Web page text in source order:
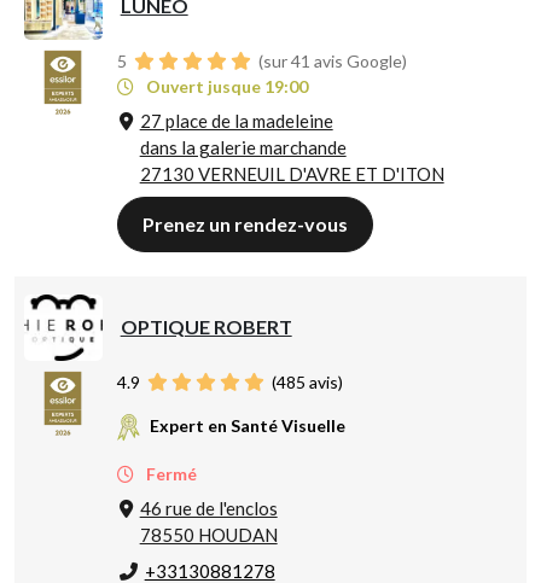
LUNÉO
5
(sur 41 avis Google)
Ouvert jusque 19:00
27 place de la madeleine
dans la galerie marchande
27130 VERNEUIL D'AVRE ET D'ITON
Prenez un rendez-vous
OPTIQUE ROBERT
4.9 (485 avis)
Expert en Santé Visuelle
Fermé
46 rue de l'enclos
78550 HOUDAN
+33130881278